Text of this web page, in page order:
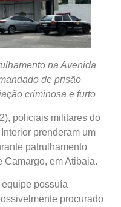
na Avenida
de prisão
criminosa e furto
policiais militares do
prenderam um
patrulhamento
Camargo, em Atibaia.
possuía
procurado